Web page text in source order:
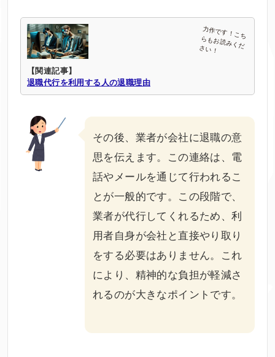
【関連記事】
退職代行を利用する人の退職理由
その後、業者が会社に退職の意
思を伝えます。この連絡は、電
話やメールを通じて行われるこ
とが一般的です。この段階で、
業者が代行してくれるため、利
用者自身が会社と直接やり取り
をする必要はありません。これ
により、精神的な負担が軽減さ
れるのが大きなポイントです。